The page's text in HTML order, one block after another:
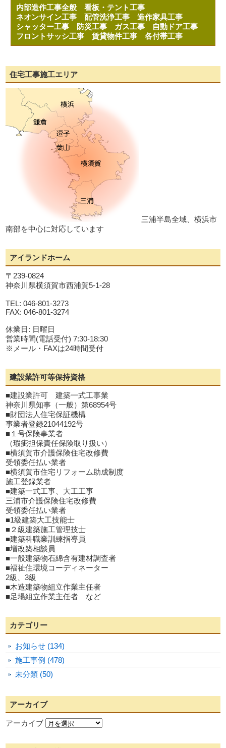
内部造作工事全般看板・テント工事
ネオンサイン工事配管洗浄工事造作家具工事
シャッター工事
防災工事 ガス工事
自動ドア工事
フロントサッシ工事賃貸物件工事各付帯工事
住宅工事施工エリア
三浦半島全域、横浜市
南部を中心に対応しています
アイランドホーム
〒239-0824
神奈川県横須賀市西浦賀5-1-28
TEL: 046-801-3273
FAX: 046-801-3274
休業日: 日曜日
営業時間(電話受付) 7:30-18:30
※メール・FAXは24時間受付
建設業許可等保持資格
■建設業許可 建築一式工事業
神奈川県知事（一般）第68954号
■財団法人住宅保証機構
事業者登録21044192号
■１号保険事業者
（瑕疵担保責任保険取り扱い）
■横須賀市介護保険住宅改修費
受領委任払い業者
■横須賀市住宅リフォーム助成制度
施工登録業者
■建築一式工事、大工工事
三浦市介護保険住宅改修費
受領委任払い業者
■1級建築大工技能士
■２級建築施工管理技士
■建築科職業訓練指導員
■増改築相談員
■一般建築物石綿含有建材調査者
■福祉住環境コーディネーター
2級、3級
■木造建築物組立作業主任者
■足場組立作業主任者 など
カテゴリー
お知らせ (134)
施工事例 (478)
未分類 (50)
アーカイブ
アーカイブ